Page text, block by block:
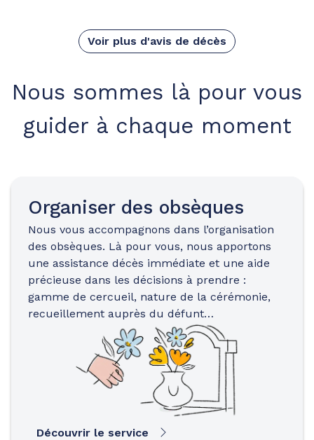
Voir plus d'avis de décès
Nous sommes là pour vous
guider à chaque moment
Organiser des obsèques
Nous vous accompagnons dans l’organisation
des obsèques. Là pour vous, nous apportons
une assistance décès immédiate et une aide
précieuse dans les décisions à prendre :
gamme de cercueil, nature de la cérémonie,
recueillement auprès du défunt…
Découvrir le service